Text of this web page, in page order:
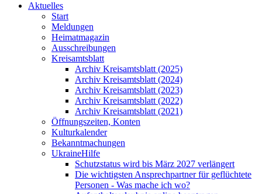
Aktuelles
Start
Meldungen
Heimatmagazin
Ausschreibungen
Kreisamtsblatt
Archiv Kreisamtsblatt (2025)
Archiv Kreisamtsblatt (2024)
Archiv Kreisamtsblatt (2023)
Archiv Kreisamtsblatt (2022)
Archiv Kreisamtsblatt (2021)
Öffnungszeiten, Konten
Kulturkalender
Bekanntmachungen
UkraineHilfe
Schutzstatus wird bis März 2027 verlängert
Die wichtigsten Ansprechpartner für geflüchtete
Personen - Was mache ich wo?